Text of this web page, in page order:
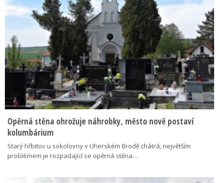
Opěrná stěna ohrožuje náhrobky, město nově postaví
kolumbárium
Starý hřbitov u sokolovny v Uherském Brodě chátrá, největším
problémem je rozpadající se opěrná stěna…